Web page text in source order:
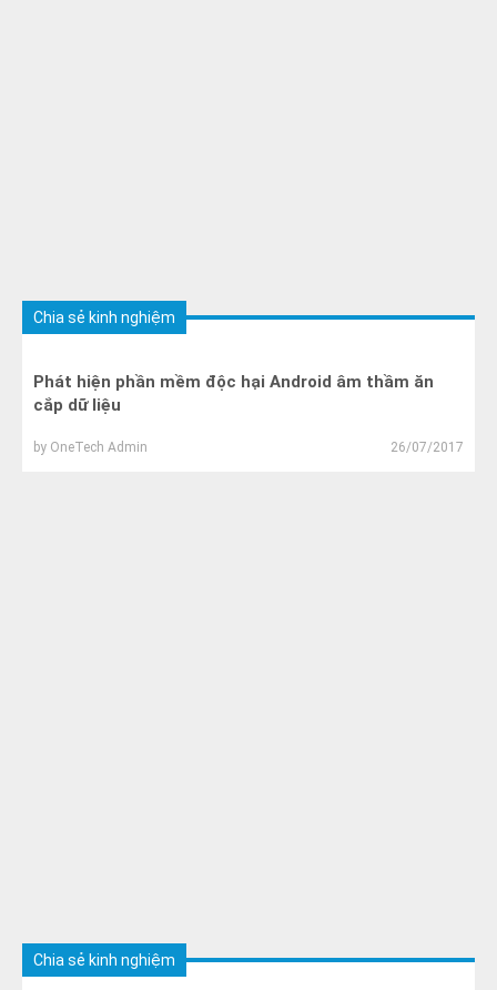
Chia sẻ kinh nghiệm
Phát hiện phần mềm độc hại Android âm thầm ăn
cắp dữ liệu
by OneTech Admin 26/07/2017
Chia sẻ kinh nghiệm